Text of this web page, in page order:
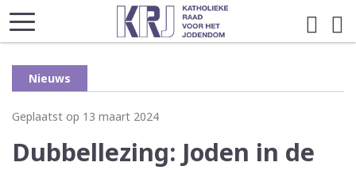
Nieuws
Geplaatst op 13 maart 2024
Dubbellezing: Joden in de